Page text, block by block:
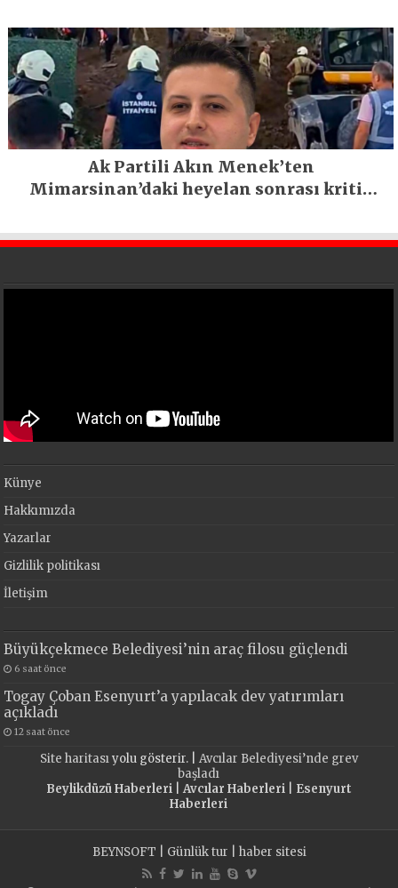
Ak Partili Akın Menek’ten
Mimarsinan’daki heyelan sonrası kritik
Künye
Hakkımızda
Yazarlar
Gizlilik politikası
İletişim
Büyükçekmece Belediyesi’nin araç filosu güçlendi
6 saat önce
Togay Çoban Esenyurt’a yapılacak dev yatırımları
açıkladı
12 saat önce
Site haritasıyolu gösterir. | Avcılar Belediyesi’nde grev
başladı
Beylikdüzü Haberleri| Avcılar Haberleri| Esenyurt
Haberleri
BEYNSOFT Günlük tur haber sitesi